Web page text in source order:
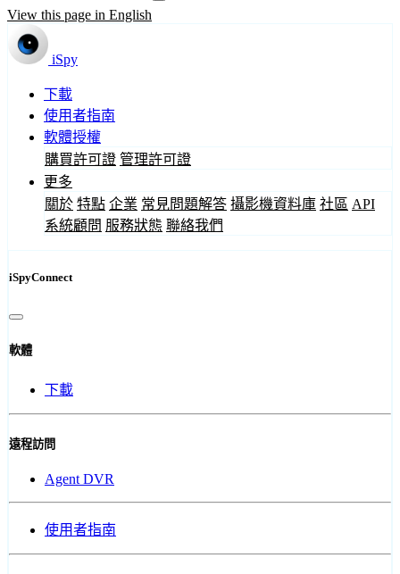
View this page in English
iSpy
下載
使用者指南
軟體授權
購買許可證 管理許可證
更多
關於 特點 企業 常見問題解答 攝影機資料庫 社區 API
系統顧問 服務狀態 聯絡我們
iSpyConnect
軟體
下載
遠程訪問
Agent DVR
使用者指南